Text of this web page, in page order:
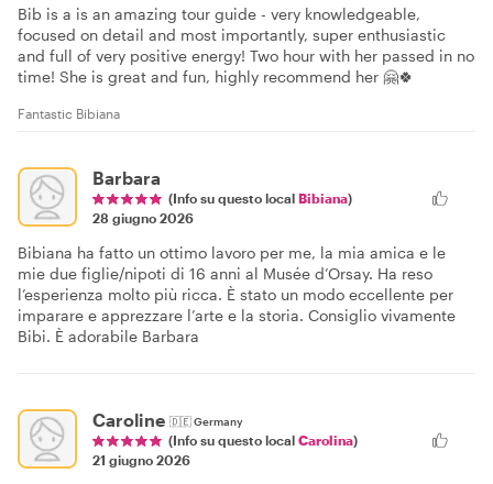
Bib is a is an amazing tour guide - very knowledgeable,
focused on detail and most importantly, super enthusiastic
and full of very positive energy! Two hour with her passed in no
time! She is great and fun, highly recommend her 🤗🍀
Fantastic Bibiana
Barbara
(Info su questo local Bibiana)
28 giugno 2026
Bibiana ha fatto un ottimo lavoro per me, la mia amica e le
mie due figlie/nipoti di 16 anni al Musée d’Orsay. Ha reso
l’esperienza molto più ricca. È stato un modo eccellente per
imparare e apprezzare l’arte e la storia. Consiglio vivamente
Bibi. È adorabile Barbara
Caroline 🇩🇪Germany
(Info su questo local Carolina)
21 giugno 2026